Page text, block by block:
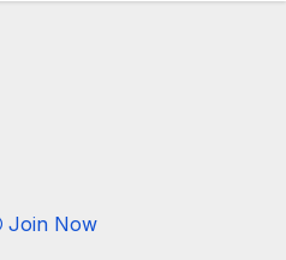
Join Now